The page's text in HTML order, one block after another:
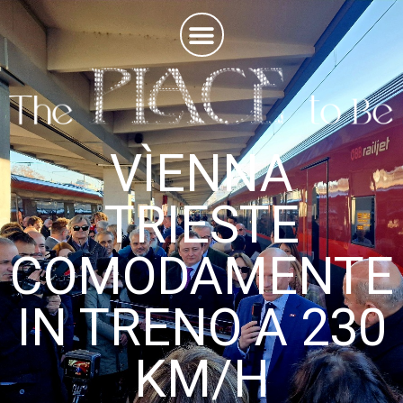
VÌENNA
TRIESTE
COMODAMENTE
IN TRENO A 230
KM/H